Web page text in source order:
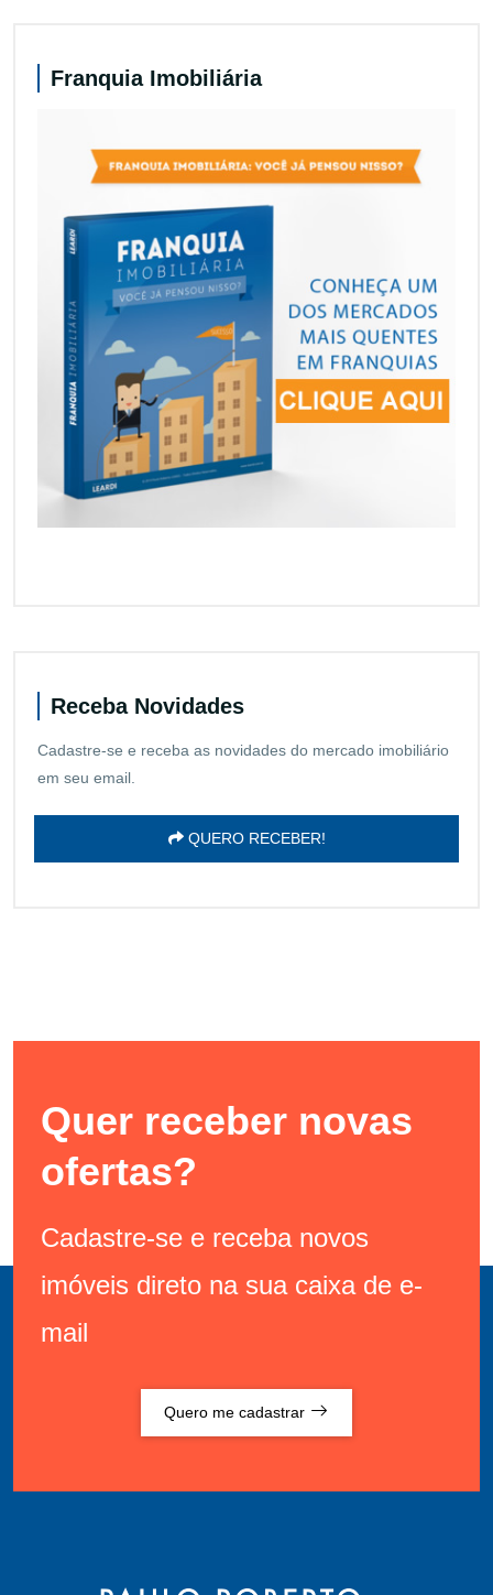
Franquia Imobiliária
Receba Novidades
Cadastre-se e receba as novidades do mercado imobiliário
em seu email.
QUERO RECEBER!
Quer receber novas
ofertas?
Cadastre-se e receba novos
imóveis direto na sua caixa de e-
mail
Quero me cadastrar